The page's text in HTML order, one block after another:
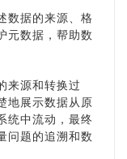
数据的来源、格
元数据，帮助数
来源和转换过
地展示数据从原
统中流动，最终
问题的追溯和数